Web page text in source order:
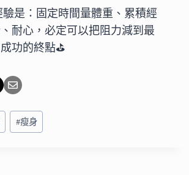
驗是：固定時間量體重、累積經
耐心，必定可以把阻力減到最
功的終點⛳️
#瘦身